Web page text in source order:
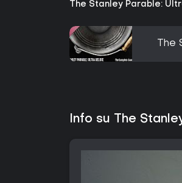
The Stanley Parable:
Info su The